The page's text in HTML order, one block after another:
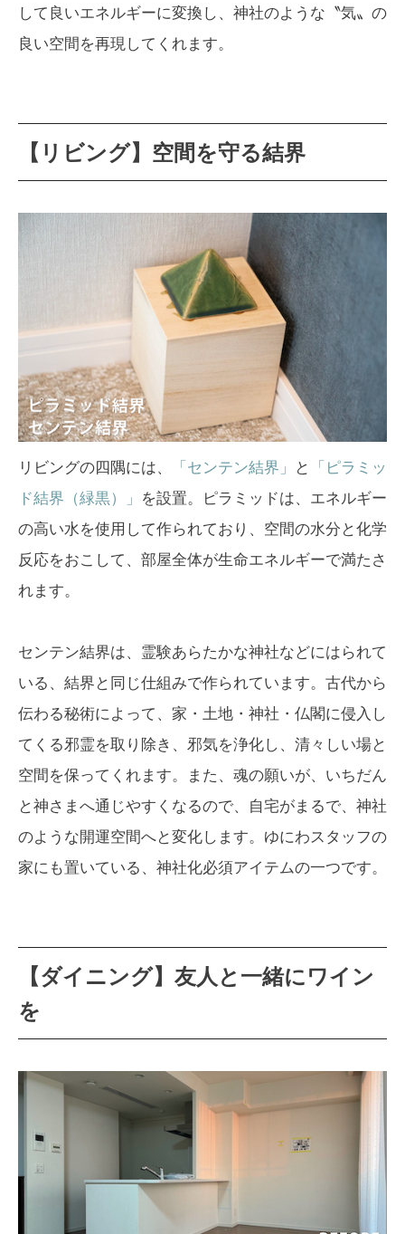
して良いエネルギーに変換し、神社のような〝気〟の
良い空間を再現してくれます。
【リビング】空間を守る結界
リビングの四隅には、 「センテン結界」 と 「ピラミッ
ド結界（緑黒）」 を設置。ピラミッドは、エネルギー
の高い水を使用して作られており、空間の水分と化学
反応をおこして、部屋全体が生命エネルギーで満たさ
れます。
センテン結界は、霊験あらたかな神社などにはられて
いる、結界と同じ仕組みで作られています。古代から
伝わる秘術によって、家・土地・神社・仏閣に侵入し
てくる邪霊を取り除き、邪気を浄化し、清々しい場と
空間を保ってくれます。また、魂の願いが、いちだん
と神さまへ通じやすくなるので、自宅がまるで、神社
のような開運空間へと変化します。ゆにわスタッフの
家にも置いている、神社化必須アイテムの一つです。
【ダイニング】友人と一緒にワイン
を